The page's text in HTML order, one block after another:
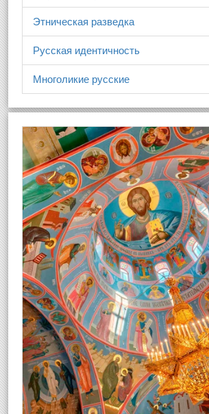
Этническая разведка
Русская идентичность
Многоликие русские